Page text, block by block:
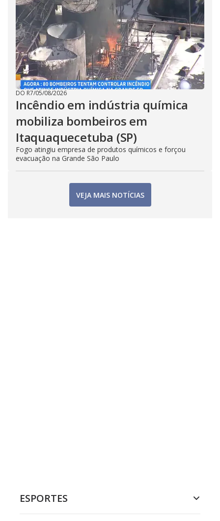
DO R7/05/08/2026
Incêndio em indústria química
mobiliza bombeiros em
Itaquaquecetuba (SP)
Fogo atingiu empresa de produtos químicos e forçou
evacuação na Grande São Paulo
VEJA MAIS NOTÍCIAS
ESPORTES